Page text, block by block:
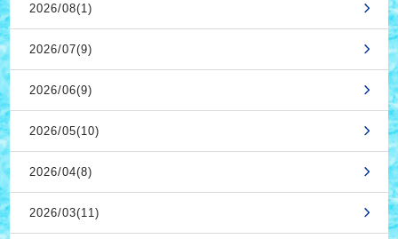
2026/08(1)
2026/07(9)
2026/06(9)
2026/05(10)
2026/04(8)
2026/03(11)